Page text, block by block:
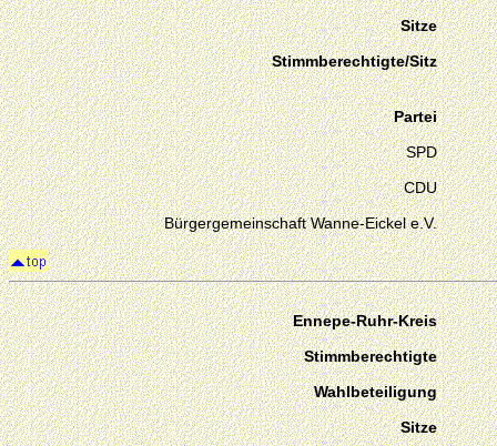
Sitze
Stimmberechtigte/Sitz
Partei
SPD
CDU
Bürgergemeinschaft Wanne-Eickel e.V.
Ennepe-Ruhr-Kreis
Stimmberechtigte
Wahlbeteiligung
Sitze